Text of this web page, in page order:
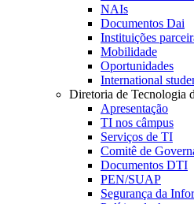
NAIs
Documentos Dai
Instituições
Mobilidade
Oportunidades
International
Diretoria de Tecnologia
Apresentação
TI nos câmpus
Serviços de TI
Comitê de
Documentos DTI
PEN/SUAP
Segurança da